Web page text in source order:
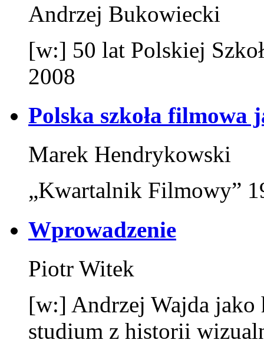
Andrzej Bukowiecki
[w:] 50 lat Polskiej
2008
Polska szkoła
Marek Hendrykowski
„Kwartalnik Filmowy”
Wprowadzenie
Piotr Witek
[w:] Andrzej Wajda
studium z historii